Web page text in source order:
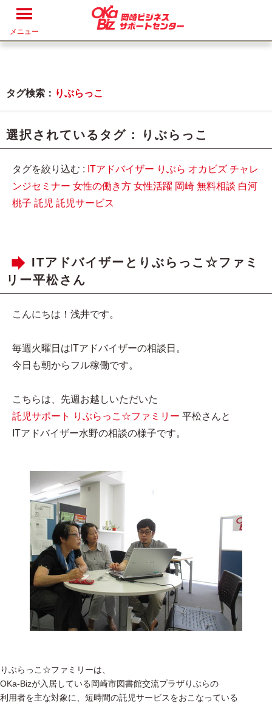
メニュー
タグ検索： りぶらっこ
選択されているタグ : りぶらっこ
タグを絞り込む : ITアドバイザー りぶら オカビズ チャレ
ンジセミナー 女性の働き方 女性活躍 岡崎 無料相談 白河
桃子 託児 託児サービス
ITアドバイザーとりぶらっこ☆ファミ
リー平松さん
こんにちは！浅井です。
毎週火曜日はITアドバイザーの相談日。
今日も朝からフル稼働です。
こちらは、先週お越しいただいた
託児サポート りぶらっこ☆ファミリー 平松さんと
ITアドバイザー水野の相談の様子です。
りぶらっこ☆ファミリーは、
OKa-Bizが入居している岡崎市図書館交流プラザりぶらの
利用者を主な対象に、短時間の託児サービスをおこなっている